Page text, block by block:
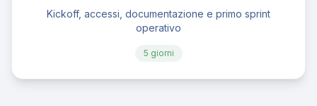
Kickoff, accessi, documentazione e primo sprint
operativo
5 giorni